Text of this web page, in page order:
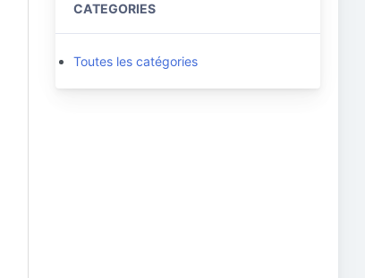
CATEGORIES
Toutes les catégories